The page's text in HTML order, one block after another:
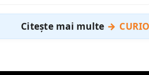
Citește mai multe